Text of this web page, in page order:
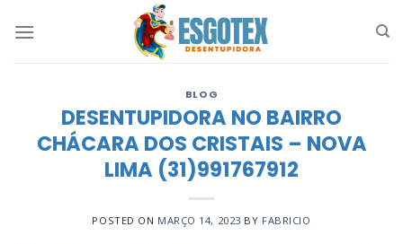
BLOG
DESENTUPIDORA NO BAIRRO
CHÁCARA DOS CRISTAIS – NOVA
LIMA (31)991767912
POSTED ON MARÇO 14, 2023 BY FABRICIO